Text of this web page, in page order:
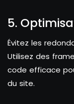
5.
Évitez les
Utilisez des
code efficace
du site.